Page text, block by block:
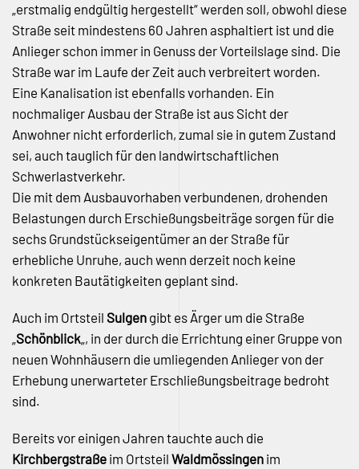
„erstmalig endgültig hergestellt“ werden soll, obwohl diese
Straße seit mindestens 60 Jahren asphaltiert ist und die
Anlieger schon immer in Genuss der Vorteilslage sind. Die
Straße war im Laufe der Zeit auch verbreitert worden.
Eine Kanalisation ist ebenfalls vorhanden. Ein
nochmaliger Ausbau der Straße ist aus Sicht der
Anwohner nicht erforderlich, zumal sie in gutem Zustand
sei, auch tauglich für den landwirtschaftlichen
Schwerlastverkehr.
Die mit dem Ausbauvorhaben verbundenen, drohenden
Belastungen durch Erschießungsbeiträge sorgen für die
sechs Grundstückseigentümer an der Straße für
erhebliche Unruhe, auch wenn derzeit noch keine
konkreten Bautätigkeiten geplant sind.
Auch im Ortsteil Sulgen gibt es Ärger um die Straße
„Schönblick„, in der durch die Errichtung einer Gruppe von
neuen Wohnhäusern die umliegenden Anlieger von der
Erhebung unerwarteter Erschließungsbeitrage bedroht
sind.
Bereits vor einigen Jahren tauchte auch die
Kirchbergstraße im Ortsteil Waldmössingen im